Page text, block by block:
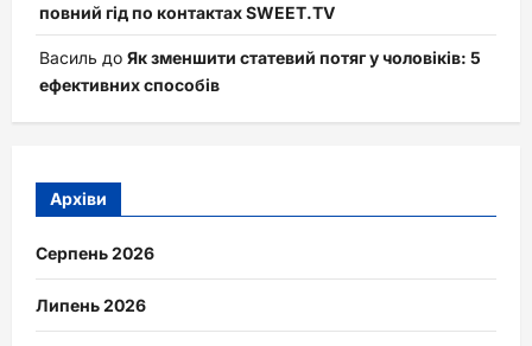
повний гід по контактах SWEET.TV
Василь до Як зменшити статевий потяг у чоловіків: 5
ефективних способів
Архіви
Серпень 2026
Липень 2026